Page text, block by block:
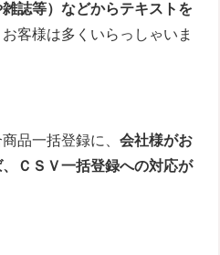
誌等）などからテキストを
お客様は多くいらっしゃいま
品一括登録に、会社様がお
ＣＳＶ一括登録への対応が